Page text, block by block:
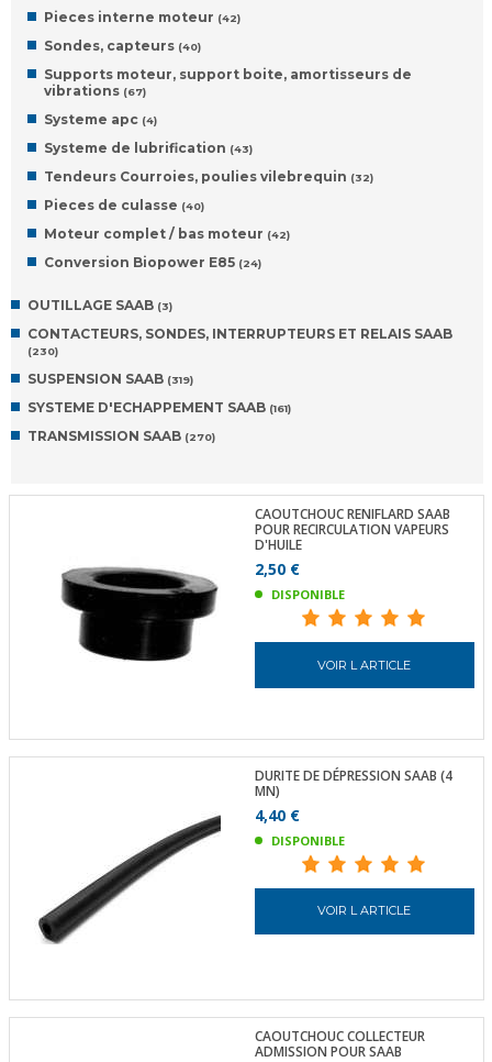
Pieces interne moteur (42)
Sondes, capteurs (40)
Supports moteur, support boite, amortisseurs de
vibrations (67)
Systeme apc (4)
Systeme de lubrification (43)
Tendeurs Courroies, poulies vilebrequin (32)
Pieces de culasse (40)
Moteur complet / bas moteur (42)
Conversion Biopower E85 (24)
OUTILLAGE SAAB (3)
CONTACTEURS, SONDES, INTERRUPTEURS ET RELAIS SAAB
(230)
SUSPENSION SAAB (319)
SYSTEME D'ECHAPPEMENT SAAB (161)
TRANSMISSION SAAB (270)
CAOUTCHOUC RENIFLARD SAAB
POUR RECIRCULATION VAPEURS
D'HUILE
2,50 €
DISPONIBLE
VOIR L ARTICLE
DURITE DE DÉPRESSION SAAB (4
MN)
4,40 €
DISPONIBLE
VOIR L ARTICLE
CAOUTCHOUC COLLECTEUR
ADMISSION POUR SAAB